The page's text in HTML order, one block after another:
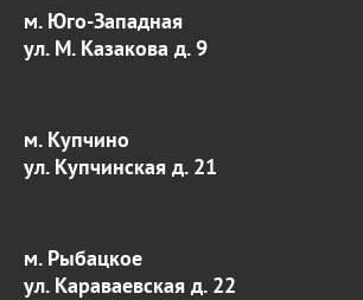
м. Юго-Западная
ул. М. Казакова д. 9
м. Купчино
ул. Купчинская д. 21
м. Рыбацкое
ул. Караваевская д. 22